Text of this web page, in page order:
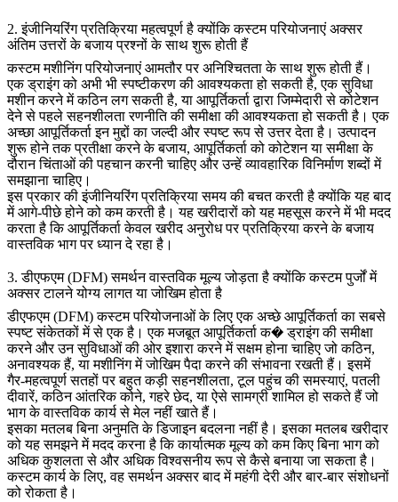
2. इंजीनियरिंग प्रतिक्रिया महत्वपूर्ण है क्योंकि कस्टम परियोजनाएं अक्सर
अंतिम उत्तरों के बजाय प्रश्नों के साथ शुरू होती हैं
कस्टम मशीनिंग परियोजनाएं आमतौर पर अनिश्चितता के साथ शुरू होती हैं।
एक ड्राइंग को अभी भी स्पष्टीकरण की आवश्यकता हो सकती है, एक सुविधा
मशीन करने में कठिन लग सकती है, या आपूर्तिकर्ता द्वारा जिम्मेदारी से कोटेशन
देने से पहले सहनशीलता रणनीति की समीक्षा की आवश्यकता हो सकती है। एक
अच्छा आपूर्तिकर्ता इन मुद्दों का जल्दी और स्पष्ट रूप से उत्तर देता है। उत्पादन
शुरू होने तक प्रतीक्षा करने के बजाय, आपूर्तिकर्ता को कोटेशन या समीक्षा के
दौरान चिंताओं की पहचान करनी चाहिए और उन्हें व्यावहारिक विनिर्माण शब्दों में
समझाना चाहिए।
इस प्रकार की इंजीनियरिंग प्रतिक्रिया समय की बचत करती है क्योंकि यह बाद
में आगे-पीछे होने को कम करती है। यह खरीदारों को यह महसूस करने में भी मदद
करता है कि आपूर्तिकर्ता केवल खरीद अनुरोध पर प्रतिक्रिया करने के बजाय
वास्तविक भाग पर ध्यान दे रहा है।
3. डीएफएम (DFM) समर्थन वास्तविक मूल्य जोड़ता है क्योंकि कस्टम पुर्जों में
अक्सर टालने योग्य लागत या जोखिम होता है
डीएफएम (DFM) कस्टम परियोजनाओं के लिए एक अच्छे आपूर्तिकर्ता का सबसे
स्पष्ट संकेतकों में से एक है। एक मजबूत आपूर्तिकर्ता क� ड्राइंग की समीक्षा
करने और उन सुविधाओं की ओर इशारा करने में सक्षम होना चाहिए जो कठिन,
अनावश्यक हैं, या मशीनिंग में जोखिम पैदा करने की संभावना रखती हैं। इसमें
गैर-महत्वपूर्ण सतहों पर बहुत कड़ी सहनशीलता, टूल पहुंच की समस्याएं, पतली
दीवारें, कठिन आंतरिक कोने, गहरे छेद, या ऐसे सामग्री शामिल हो सकते हैं जो
भाग के वास्तविक कार्य से मेल नहीं खाते हैं।
इसका मतलब बिना अनुमति के डिजाइन बदलना नहीं है। इसका मतलब खरीदार
को यह समझने में मदद करना है कि कार्यात्मक मूल्य को कम किए बिना भाग को
अधिक कुशलता से और अधिक विश्वसनीय रूप से कैसे बनाया जा सकता है।
कस्टम कार्य के लिए, वह समर्थन अक्सर बाद में महंगी देरी और बार-बार संशोधनों
को रोकता है।